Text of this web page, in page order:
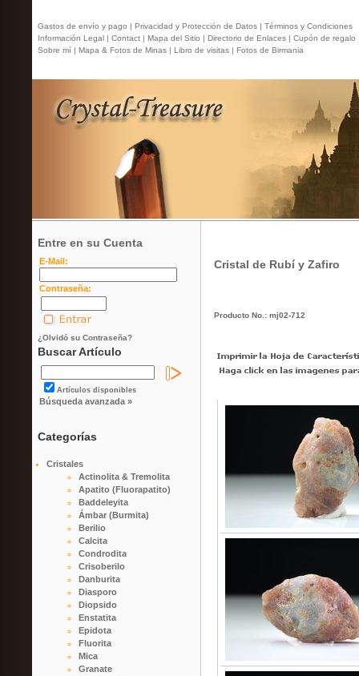
Gastos de envío y pago | Privacidad y Protección de Datos | Términos y Condiciones
Información Legal | Contact | Mapa del Sitio | Directorio de Enlaces | Cupón de regalo
Sobre mí | Mapa & Fotos de Minas | Libro de visitas | Fotos de Birmania
Entre en su Cuenta
E-Mail:
Contraseña:
¿Olvidó su Contraseña?
Buscar Artículo
Artículos disponibles
Búsqueda avanzada »
Categorías
Cristales
Actinolita & Tremolita
Apatito (Fluorapatito)
Baddeleyita
Ámbar (Burmita)
Berilio
Calcita
Condrodita
Crisoberilo
Danburita
Diasporo
Diopsido
Enstatita
Epidota
Fluorita
Mica
Granate
Cristal de Rubí y Zafiro
Producto No.: mj02-712